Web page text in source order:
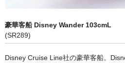
ショーケース (Display Cases)
アクセサリー (Marine
豪華客船 Disney Wander 103cmL
(SR289)
Disney Cruise Line社の豪華客船。